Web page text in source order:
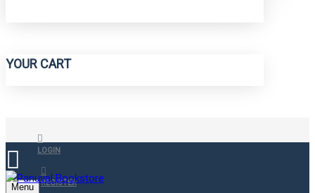
YOUR CART
LOGIN
REGISTER
Menu